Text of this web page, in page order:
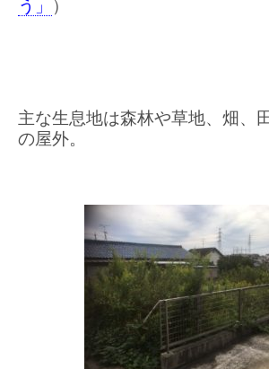
う」
）
主な生息地は森林や草地、畑、
の屋外。